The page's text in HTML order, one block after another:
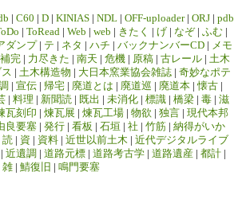
| C60 | D | KINIAS | NDL | OFF-uploader| ORJ | pdb
| ToRead | Web | web | きたく | げ | なぞ| ふむ |
ダンプ| テ | ネタ | ハチ | バックナンバーCD | メモ
完 | 力尽きた | 南天 | 危機 | 原稿 | 古レール | 土木
| 土木構造物 | 大日本窯業協会雑誌 | 奇妙なポテ
| 宣伝 | 帰宅 | 廃道とは | 廃道巡 | 廃道本 |懐古 |
| 料理 | 新聞読 | 既出 | 未消化 | 標識 | 橋梁 | 毒 | 滋
瓦刻印 | 煉瓦展 | 煉瓦工場 | 物欲 | 独言 | 現代本邦
良要塞 | 発行 | 看板 | 石垣 | 社 | 竹筋 | 納得がいか
読 | 資 | 資料 | 近世以前土木 | 近代デジタルライブ
| 近遺調 | 道路元標 | 道路考古学 | 道路遺産 | 都計 |
雑 | 鯖復旧 | 鳴門要塞